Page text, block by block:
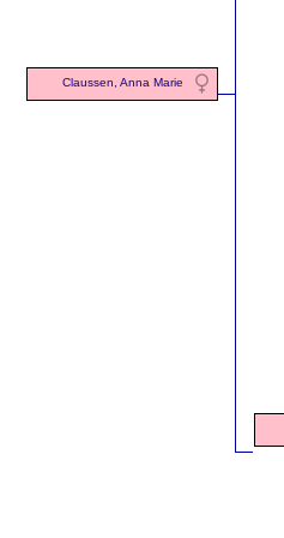
Claussen, Anna Marie